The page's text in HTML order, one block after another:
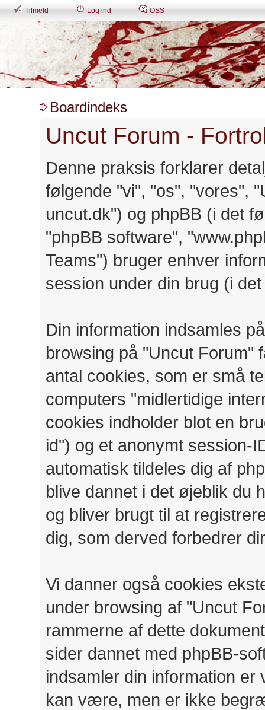
Tilmeld Log ind OSS
Boardindeks
Uncut Forum -
Denne praksis forklarer
følgende "vi", "os", "vores",
uncut.dk") og phpBB (i det
"phpBB software",
Teams") bruger enhver
session under din brug (i
Din information indsamles
browsing på "Uncut Forum"
antal cookies, som er små
computers "midlertidige
cookies indholder blot en
id") og et anonymt session-
automatisk tildeles dig af
blive dannet i det øjeblik
og bliver brugt til at
dig, som derved forbedrer
Vi danner også cookies
under browsing af "Uncut
rammerne af dette
sider dannet med phpBB-
indsamler din information
kan være, men er ikke